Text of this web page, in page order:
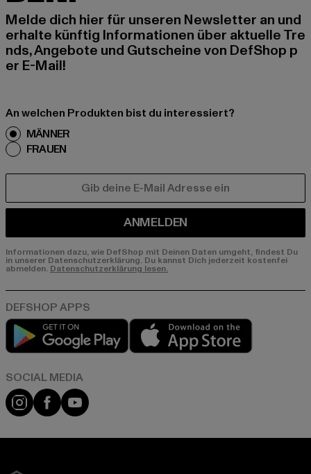
Melde dich hier für unseren Newsletter an und
erhalte künftig Informationen über aktuelle Tre
nds, Angebote und Gutscheine von DefShop p
er E-Mail!
An welchen Produkten bist du interessiert?
MÄNNER
FRAUEN
ANMELDEN
Informationen dazu, wie DefShop mit Deinen Daten umgeht, findest Du
in unserer Datenschutzerklärung. Du kannst Dich jederzeit kostenfei
abmelden. Datenschutzerklärung lesen.
Play market
Instagram
FacebookYouTube